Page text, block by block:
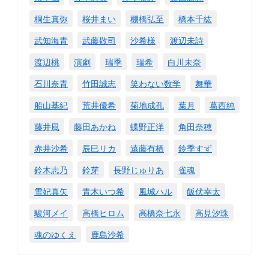
桐生真弥
桜井まい 棚橋弘至
橋本千紘
武知海青
武藤敬司 沙希様
渡辺未詩
渡辺桃
演劇 瑞季 瑞希
白川未奈
石川奈青
竹田誠志 笑わない数学
舞華
船山基紀
荒井優希 菊地成孔 葉月
葛西純
藤井風
藤田あかね 蝶野正洋
角田奈穂
赤井沙希
辰巳リカ 遠藤有栖
鈴季すず
鈴木志乃
鈴芽 長野じゅりあ
雀魂
雪妃真矢
青木いつ希 風城ハル
飯伏幸太
駿河メイ
高橋ヒロム 高橋奈七永
高見汐珠
魂のゆくえ
鹿島沙希